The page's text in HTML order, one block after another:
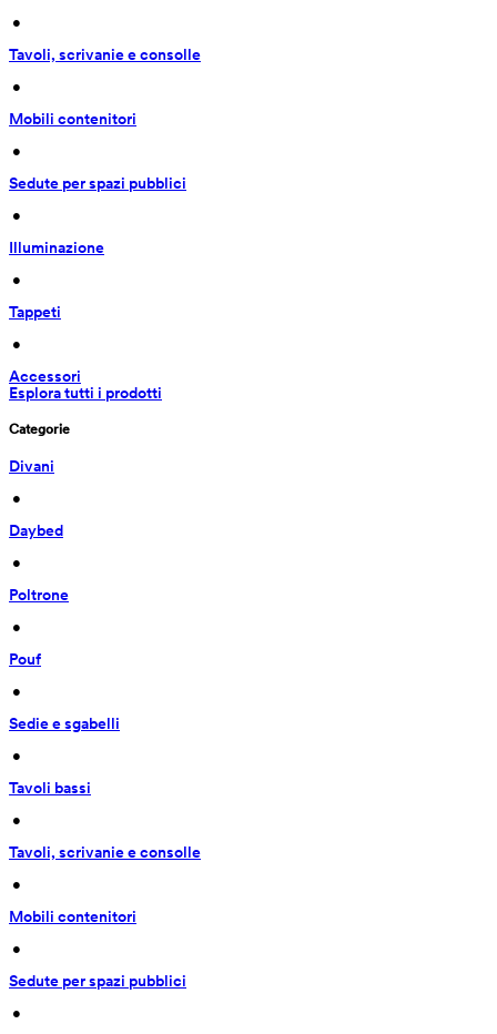
•
Tavoli, scrivanie e consolle
•
Mobili contenitori
•
Sedute per spazi pubblici
•
Illuminazione
•
Tappeti
•
Accessori
Esplora tutti i prodotti
Categorie
Divani
•
Daybed
•
Poltrone
•
Pouf
•
Sedie e sgabelli
•
Tavoli bassi
•
Tavoli, scrivanie e consolle
•
Mobili contenitori
•
Sedute per spazi pubblici
•